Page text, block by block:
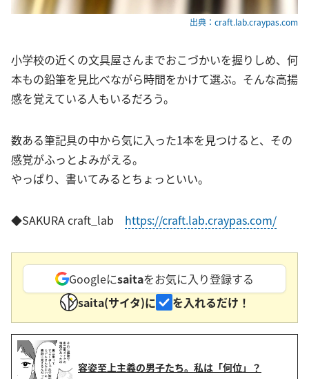
出典：craft.lab.craypas.com
小学校の近くの文具屋さんまでおこづかいを握りしめ、何
本もの鉛筆を見比べながら時間をかけて選ぶ。そんな高揚
感を覚えている人もいるだろう。
数ある筆記具の中から気に入った1本を見つけると、その
感覚がふっとよみがえる。
やっぱり、書いてみるとちょっといい。
◆SAKURA craft_lab https://craft.lab.craypas.com/
Googleにsaitaをお気に入り登録する
saita(サイタ)に
を入れるだけ！
容姿至上主義の男子たち。私は「何位」？